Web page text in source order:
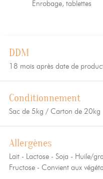
Enrobage, tablettes
DDM
18 mois après date de
Conditionnement
Sac de 5kg / Carton de 20kg
Allergènes
Lait - Lactose - Soja - Huile/
Fructose - Convient aux